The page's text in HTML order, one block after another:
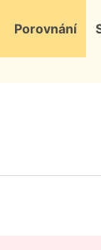
Porovnání